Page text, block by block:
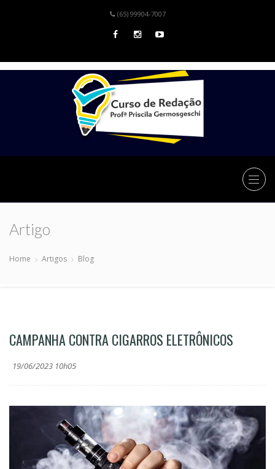
(65) 99904-7007
Artigo
Home Artigos Blog
CAMPANHA CONTRA CIGARROS ELETRÔNICOS
19/06/2023 10h05